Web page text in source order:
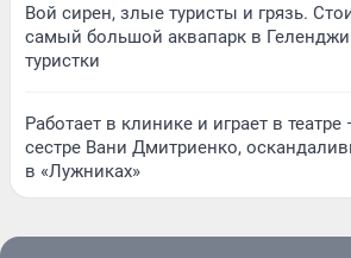
Вой сирен, злые туристы и грязь.
самый большой аквапарк в
туристки
Работает в клинике и играет в
сестре Вани Дмитриенко,
в «Лужниках»